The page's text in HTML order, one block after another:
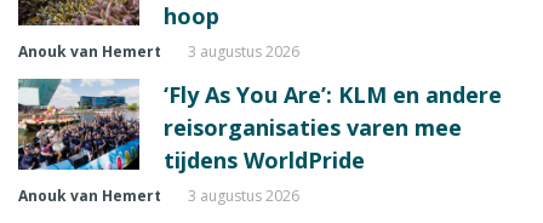
hoop
Anouk van Hemert 3 augustus 2026
‘Fly As You Are’: KLM en andere
reisorganisaties varen mee
tijdens WorldPride
Anouk van Hemert 3 augustus 2026